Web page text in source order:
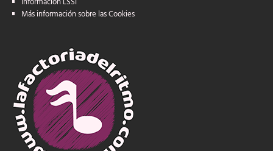
Más información sobre las Cookies